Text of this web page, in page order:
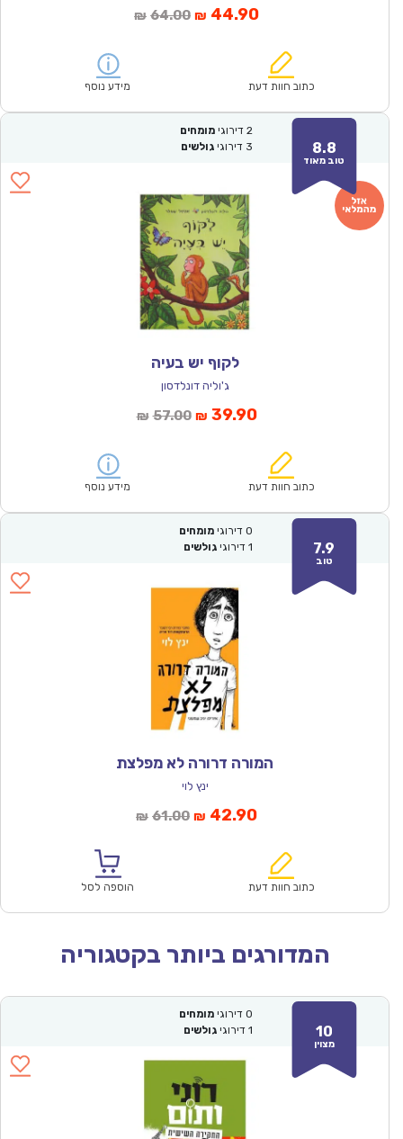
₪ 64.00המחיר
₪64.00.
₪ 44.90המחיר
הוא:
כתוב חוות דעת מידע נוסף
8.8
טוב מאוד
2 דירוגי מומחים
3 דירוגי גולשים
לקוף יש בעיה
ג'וליה דונלדסון
₪ 57.00המחיר
₪57.00.
₪ 39.90המחיר
הוא:
כתוב חוות דעת מידע נוסף
7.9
טוב
0 דירוגי מומחים
1 דירוגי גולשים
המורה דרורה לא מפלצת
ינץ לוי
₪ 61.00המחיר
₪61.00.
₪ 42.90המחיר
הוא:
כתוב חוות דעת הוספה לסל
המדורגים ביותר בקטגוריה
10
מצוין
0 דירוגי מומחים
1 דירוגי גולשים